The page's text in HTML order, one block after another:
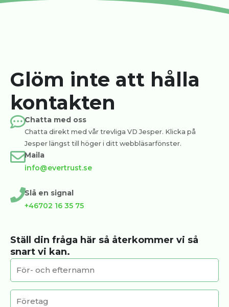
Glöm inte att hålla
kontakten
Chatta med oss
Chatta direkt med vår trevliga VD Jesper. Klicka på
Jesper längst till höger i ditt webbläsarfönster.
Maila
info@evertrust.se
Slå en signal
+46702 16 35 75
Ställ din fråga här så återkommer vi så
snart vi kan.